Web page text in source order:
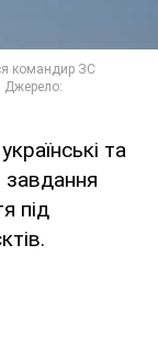
та
завдання
під